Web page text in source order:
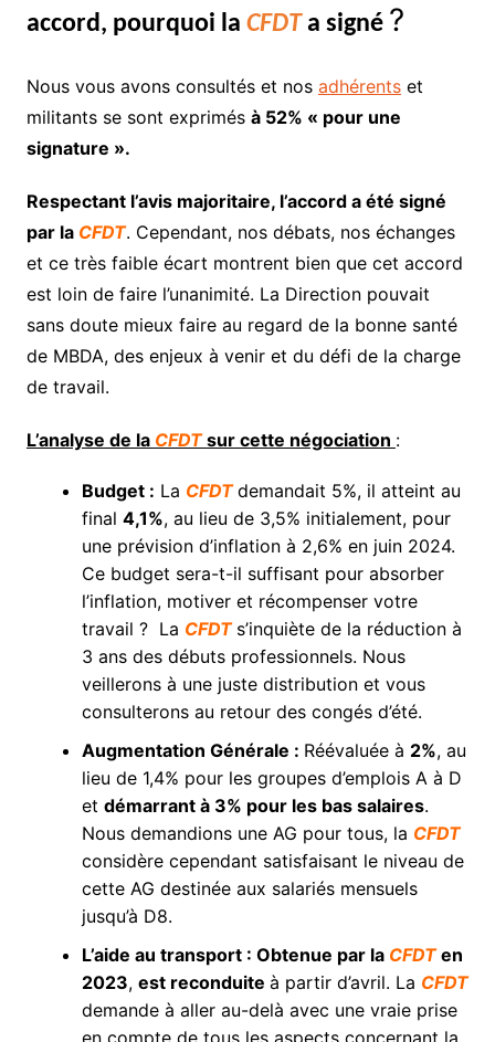
accord, pourquoi la CFDT a signé ?
Nous vous avons consultés et nos adhérentset
militants se sont exprimés à 52% « pour une
signature ».
Respectant l’avis majoritaire, l’accord a été signé
par la CFDT. Cependant, nos débats, nos échanges
et ce très faible écart montrent bien que cet accord
est loin de faire l’unanimité. La Direction pouvait
sans doute mieux faire au regard de la bonne santé
de MBDA, des enjeux à venir et du défi de la charge
de travail.
L’analyse de la CFDTsur cette négociation :
Budget : La CFDTdemandait 5%, il atteint au
final 4,1%, au lieu de 3,5% initialement, pour
une prévision d’inflation à 2,6% en juin 2024.
Ce budget sera-t-il suffisant pour absorber
l’inflation, motiver et récompenser votre
travail ? La CFDT s’inquiète de la réduction à
3 ans des débuts professionnels. Nous
veillerons à une juste distribution et vous
consulterons au retour des congés d’été.
Augmentation Générale : Réévaluée à 2%, au
lieu de 1,4% pour les groupes d’emplois A à D
et démarrant à 3% pour les bas salaires.
Nous demandions une AG pour tous, la CFDT
considère cependant satisfaisant le niveau de
cette AG destinée aux salariés mensuels
jusqu’à D8.
L’aide au transport : Obtenue par la CFDTen
2023, est reconduite à partir d’avril. La CFDT
demande à aller au-delà avec une vraie prise